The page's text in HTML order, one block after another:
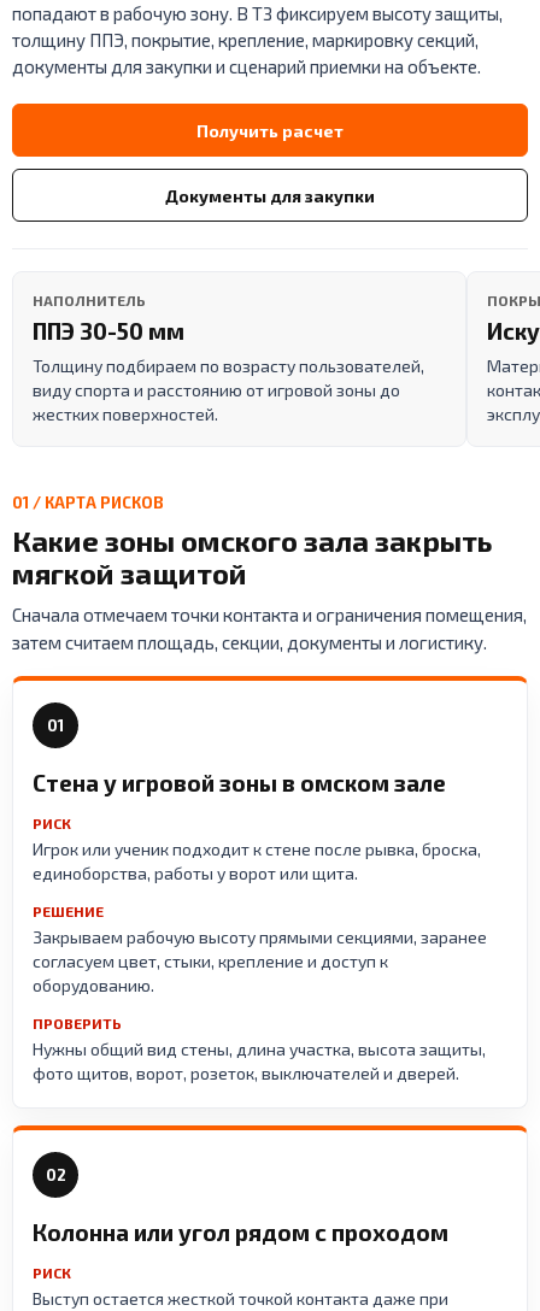
попадают в рабочую зону. В ТЗ фиксируем высоту защиты,
толщину ППЭ, покрытие, крепление, маркировку секций,
документы для закупки и сценарий приемки на объекте.
Получить расчет
Документы для закупки
НАПОЛНИТЕЛЬ
ППЭ 30-50 мм
Толщину подбираем по возрасту пользователей,
виду спорта и расстоянию от игровой зоны до
жестких поверхностей.
01 / КАРТА РИСКОВ
Какие зоны омского зала закрыть
мягкой защитой
Сначала отмечаем точки контакта и ограничения помещения,
затем считаем площадь, секции, документы и логистику.
01
Стена у игровой зоны в омском зале
РИСК
Игрок или ученик подходит к стене после рывка, броска,
единоборства, работы у ворот или щита.
РЕШЕНИЕ
Закрываем рабочую высоту прямыми секциями, заранее
согласуем цвет, стыки, крепление и доступ к
оборудованию.
ПРОВЕРИТЬ
Нужны общий вид стены, длина участка, высота защиты,
фото щитов, ворот, розеток, выключателей и дверей.
02
Колонна или угол рядом с проходом
РИСК
Выступ остается жесткой точкой контакта даже при